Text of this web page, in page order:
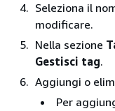
Seleziona il
modificare.
Nella sezione
Gestisci tag.
Aggiungi o
Per